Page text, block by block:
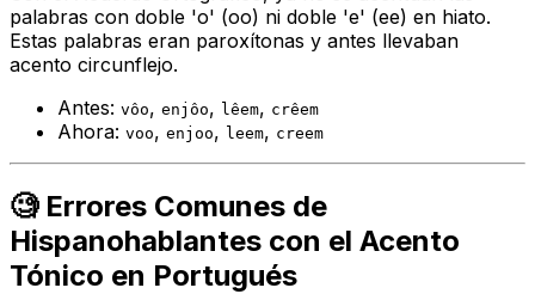
palabras con doble 'o' (oo) ni doble 'e' (ee) en hiato.
Estas palabras eran paroxítonas y antes llevaban
acento circunflejo.
Antes: vôo, enjôo, lêem, crêem
Ahora: voo, enjoo, leem, creem
🧐 Errores Comunes de
Hispanohablantes con el Acento
Tónico en Portugués